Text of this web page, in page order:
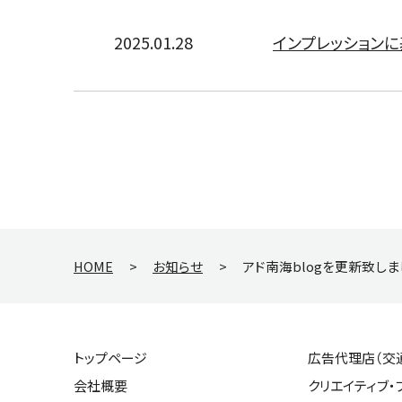
2025.01.28 インプレッション
HOME > お知らせ > アド南海blogを更新致しま
トップページ
会社概要
広告代理店（交
クリエイティブ